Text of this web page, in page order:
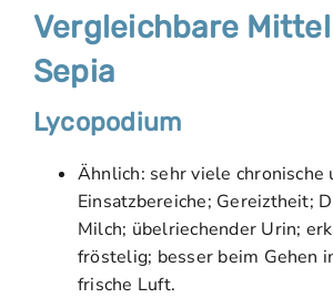
Vergleichbare
Sepia
Lycopodium
Ähnlich: sehr viele chronische
Einsatzbereiche; Gereiztheit;
Milch; übelriechender Urin;
fröstelig; besser beim Gehen
frische Luft.